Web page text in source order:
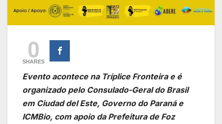
0
SHARES
Evento acontece na Tríplice Fronteira e é
organizado pelo Consulado-Geral do Brasil
em Ciudad del Este, Governo do Paraná e
ICMBio, com apoio da Prefeitura de Foz